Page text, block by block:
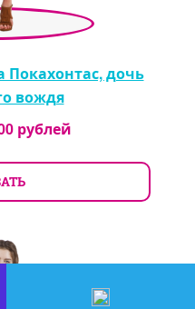
дочь
вождя
рублей